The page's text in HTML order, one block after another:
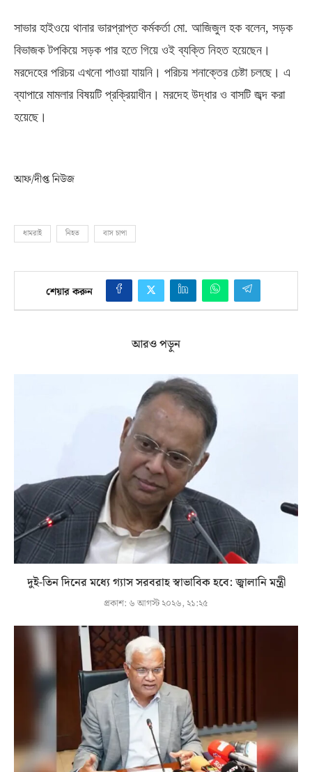
সাভার হাইওয়ে থানার ভারপ্রাপ্ত কর্মকর্তা মো. আজিজুল হক বলেন, সড়ক
বিভাজক টপকিয়ে সড়ক পার হতে গিয়ে ওই ব্যক্তি নিহত হয়েছেন।
মরদেহের পরিচয় এখনো পাওয়া যায়নি। পরিচয় শনাক্তের চেষ্টা চলছে। এ
ব্যাপারে মামলার বিষয়টি প্রক্রিয়াধীন। মরদেহ উদ্ধার ও বাসটি জব্দ করা
হয়েছে।
আফ/দীপ্ত নিউজ
ধামরাই নিহত বাস চাপা
শেয়ার করুন
আরও পড়ুন
দুই-তিন দিনের মধ্যে গ্যাস সরবরাহ স্বাভাবিক হবে: জ্বালানি মন্ত্রী
প্রকাশ: ৬ আগস্ট ২০২৬, ২১:২৫